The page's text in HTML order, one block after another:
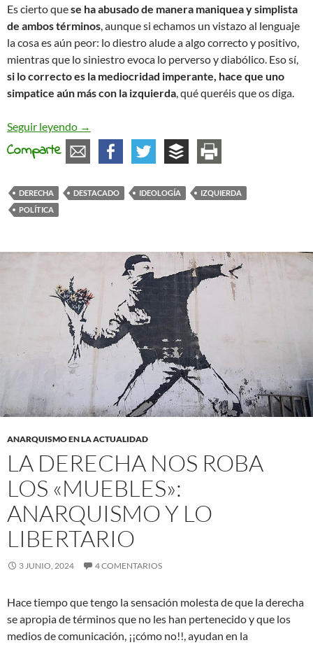
Es cierto quese ha abusado de manera maniquea y simplista
de ambos términos, aunque si echamos un vistazo al lenguaje
la cosa es aún peor: lo diestro alude a algo correcto y positivo,
mientras que lo siniestro evoca lo perverso y diabólico. Eso sí,
si lo correcto es la mediocridad imperante, hace que uno
simpatice aún más con la izquierda, qué queréis que os diga.
Seguir leyendo ¿Ni de izquierdas, ni de derechas?
→
Comparte
DERECHA DESTACADO IDEOLOGÍA
IZQUIERDA
POLÍTICA
ANARQUISMO EN LA ACTUALIDAD
LA DERECHA NOS ROBA
LOS «MUEBLES»:
ANARQUISMO Y LO
LIBERTARIO
3 JUNIO, 2024 4 COMENTARIOS
Hace tiempo que tengo la sensación molesta de que la derecha
se apropia de términos que no les han pertenecido y que los
medios de comunicación, ¡¡cómo no!!, ayudan en la